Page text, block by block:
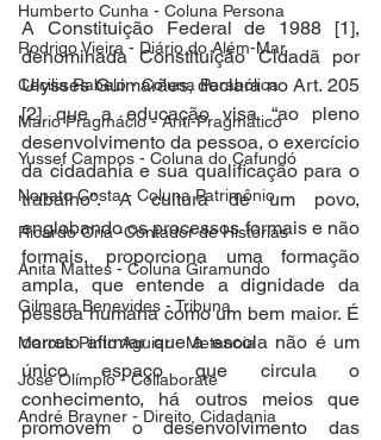
Humberto Cunha - Coluna Persona
Rodrigo Vieira - Diário do Além-Mar
Cecilia Rabelo - Coluna Parabólica
Mário Pragmácio - Anti-Pragmático
Yussef Campos - Coluna do Cafundó
Nonato Costa - Coluna Patrimônio
Ricardo Oriá -Contador de Histórias
Anita Mattes - Coluna Giramundo
Gilmara Benevides - Tribuna
Marcus Pinto Aguiar - Metanoia
José Olímpio - Collaborate
André Brayner - Direito, Cidadania
A Constituição Federal de 1988 [1],
denominada Constituição Cidadã por
Ulysses Guimarães, declara no Art. 205
[2] que a educação visa “ao pleno
desenvolvimento da pessoa, o exercício
da cidadania e sua qualificação para o
trabalho”. A cultura de um povo,
englobando os processos formais e não
formais, proporciona uma formação
ampla, que entende a dignidade da
pessoa humana como um bem maior. É
correto afirmar que a escola não é um
único espaço que circula o
conhecimento, há outros meios que
promovem o desenvolvimento das